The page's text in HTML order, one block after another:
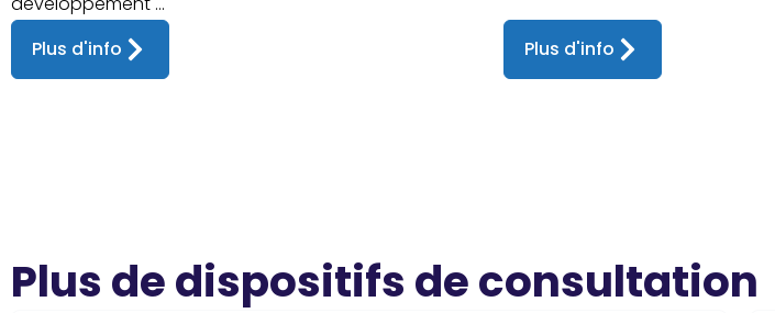
Plus d'info
Plus d'info
Plus de dispositifs de consultation